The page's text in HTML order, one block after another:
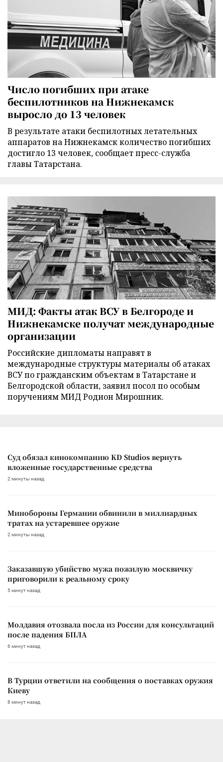
Число погибших при атаке
беспилотников на Нижнекамск
выросло до 13 человек
В результате атаки беспилотных летательных
аппаратов на Нижнекамск количество погибших
достигло 13 человек, сообщает пресс-служба
главы Татарстана.
МИД: Факты атак ВСУ в Белгороде и
Нижнекамске получат международные
организации
Российские дипломаты направят в
международные структуры материалы об атаках
ВСУ по гражданским объектам в Татарстане и
Белгородской области, заявил посол по особым
поручениям МИД Родион Мирошник.
Суд обязал кинокомпанию KD Studios вернуть
вложенные государственные средства
2 минуты назад
Минобороны Германии обвинили в миллиардных
тратах на устаревшее оружие
2 минуты назад
Заказавшую убийство мужа пожилую москвичку
приговорили к реальному сроку
5 минут назад
Молдавия отозвала посла из России для консультаций
после падения БПЛА
6 минут назад
В Турции ответили на сообщения о поставках оружия
Киеву
8 минут назад